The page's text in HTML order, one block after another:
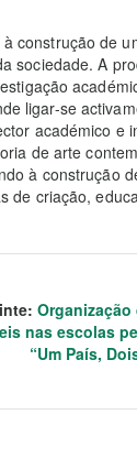
construção de
sociedade. A
ligar-se
académico e
de arte
à construção
de criação,
nas escolas
“Um País,